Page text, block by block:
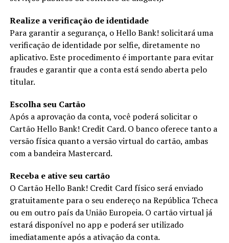
Realize a verificação de identidade
Para garantir a segurança, o Hello Bank! solicitará uma
verificação de identidade por selfie, diretamente no
aplicativo. Este procedimento é importante para evitar
fraudes e garantir que a conta está sendo aberta pelo
titular.
Escolha seu Cartão
Após a aprovação da conta, você poderá solicitar o
Cartão Hello Bank! Credit Card. O banco oferece tanto a
versão física quanto a versão virtual do cartão, ambas
com a bandeira Mastercard.
Receba e ative seu cartão
O Cartão Hello Bank! Credit Card físico será enviado
gratuitamente para o seu endereço na República Tcheca
ou em outro país da União Europeia. O cartão virtual já
estará disponível no app e poderá ser utilizado
imediatamente após a ativação da conta.